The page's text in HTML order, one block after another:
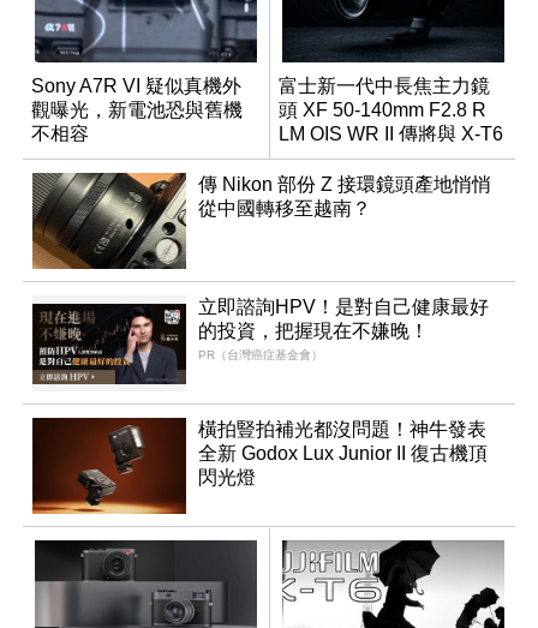
Sony A7R VI 疑似真機外
觀曝光，新電池恐與舊機
不相容
富士新一代中長焦主力鏡
頭 XF 50-140mm F2.8 R
LM OIS WR II 傳將與 X-T6
同步亮相
傳 Nikon 部份 Z 接環鏡頭產地悄悄
從中國轉移至越南？
立即諮詢HPV！是對自己健康最好
的投資，把握現在不嫌晚！
PR（台灣癌症基金會）
橫拍豎拍補光都沒問題！神牛發表
全新 Godox Lux Junior II 復古機頂
閃光燈